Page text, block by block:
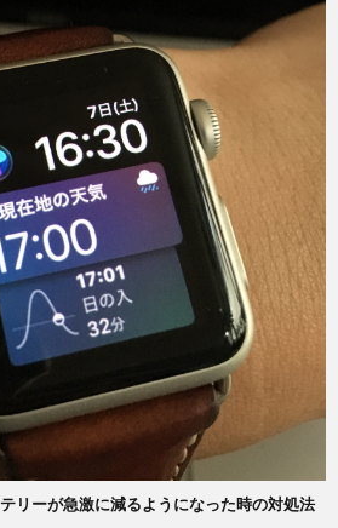
リーが急激に減るようになった時の対処法